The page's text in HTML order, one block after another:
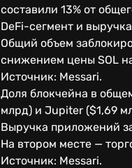
составили 13% от
DeFi-сегмент и
Общий объем
снижением цены SOL
Источник: Messari.
Доля блокчейна в
млрд) и Jupiter ($1,69
Выручка приложений
На втором месте —
Источник: Messari.